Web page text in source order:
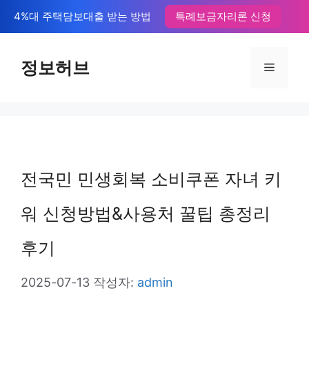
텐
4%대 주택담보대출 받는 방법 특례보금자리론 신청
정보허브 메
전국민 민생회복 소비쿠폰 자녀 키
워 신청방법&사용처 꿀팁 총정리
후기
2025-07-13 작성자: admin